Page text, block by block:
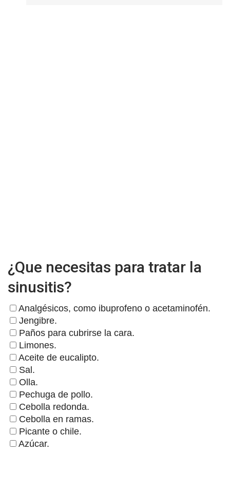
¿Que necesitas para tratar la
sinusitis?
Analgésicos, como ibuprofeno o acetaminofén.
Jengibre.
Paños para cubrirse la cara.
Limones.
Aceite de eucalipto.
Sal.
Olla.
Pechuga de pollo.
Cebolla redonda.
Cebolla en ramas.
Picante o chile.
Azúcar.